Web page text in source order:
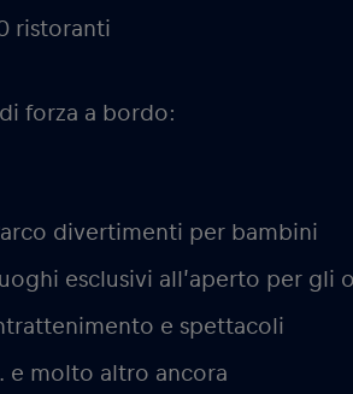
ristoranti
forza a bordo:
divertimenti per bambini
esclusivi all’aperto per gli
e spettacoli
e molto altro ancora